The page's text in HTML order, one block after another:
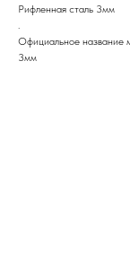
Рифленная сталь 3мм
.
Официальное название
3мм